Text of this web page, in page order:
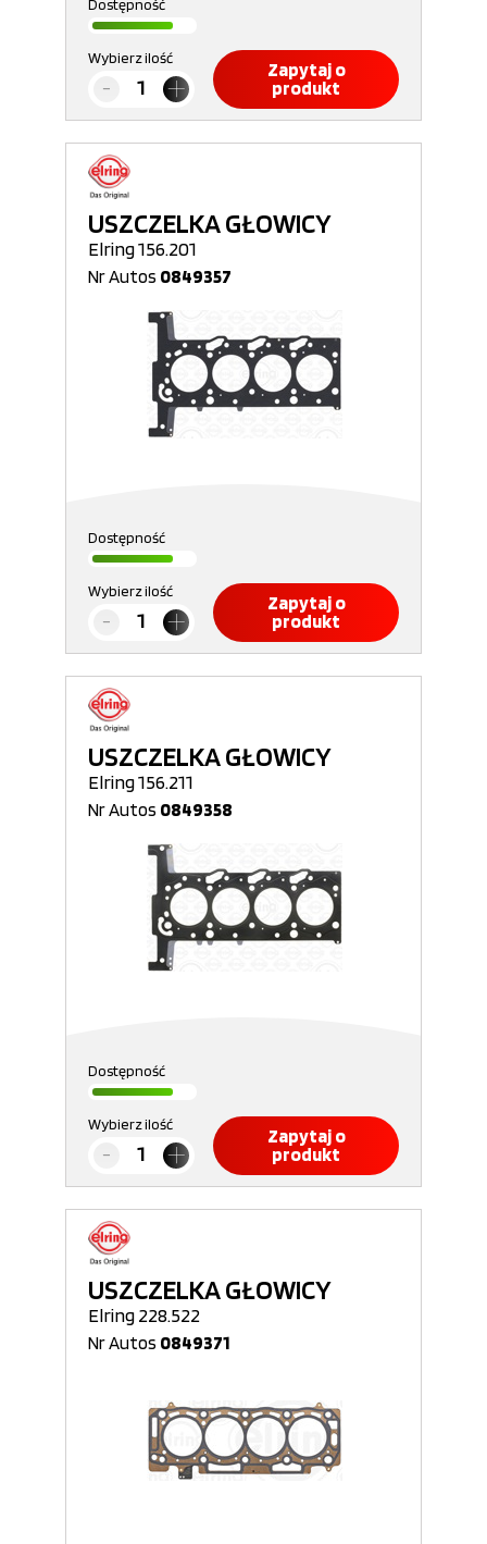
Dostępność
Wybierz ilość
Zapytaj o
produkt
USZCZELKA GŁOWICY
Elring 156.201
Nr Autos 0849357
Dostępność
Wybierz ilość
Zapytaj o
produkt
USZCZELKA GŁOWICY
Elring 156.211
Nr Autos 0849358
Dostępność
Wybierz ilość
Zapytaj o
produkt
USZCZELKA GŁOWICY
Elring 228.522
Nr Autos 0849371